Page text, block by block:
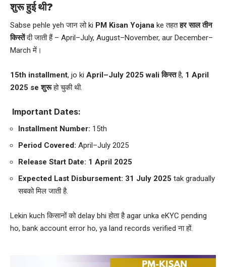
शुरू हुई थी?
Sabse pehle yeh जान लो ki PM Kisan Yojana ke तहतहर साल तीन
किस्तेंदी जाती हैं – April–July, August–November, aur December–
March में।
15th installment, jo ki April–July 2025 wali किस्तहै, 1 April
2025 se शुरूहो चुकी थी.
Important Dates:
Installment Number: 15th
Period Covered: April–July 2025
Release Start Date: 1 April 2025
Expected Last Disbursement: 31 July 2025 tak gradually
सबको मिल जाती है.
Lekin kuch किसानों को delay bhi होता है agar unka eKYC pending
ho, bank account error ho, ya land records verified ना हों.